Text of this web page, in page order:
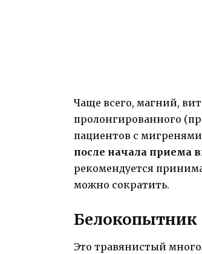
Чаще всего, магний,
пролонгированного
пациентов с
после начала приема
рекомендуется
можно сократить.
Белокопытник
Это травянистый